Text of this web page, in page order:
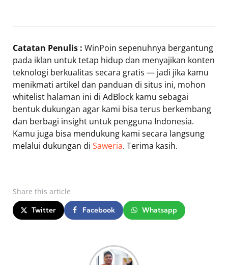
Catatan Penulis : WinPoin sepenuhnya bergantung
pada iklan untuk tetap hidup dan menyajikan konten
teknologi berkualitas secara gratis — jadi jika kamu
menikmati artikel dan panduan di situs ini, mohon
whitelist halaman ini di AdBlock kamu sebagai
bentuk dukungan agar kami bisa terus berkembang
dan berbagi insight untuk pengguna Indonesia.
Kamu juga bisa mendukung kami secara langsung
melalui dukungan di Saweria. Terima kasih.
Share this article
Twitter Facebook Whatsapp